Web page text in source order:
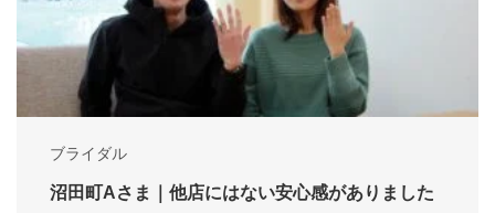
ブライダル
沼田町Aさま｜他店にはない安心感がありました